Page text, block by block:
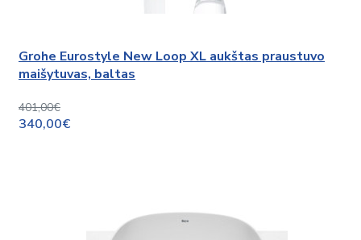
Grohe Eurostyle New Loop XL aukštas praustuvo
maišytuvas, baltas
401,00€
340,00€